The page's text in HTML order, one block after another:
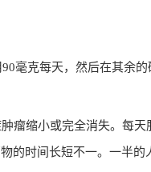
毫克每天，然后在其余的
瘤缩小或完全消失。每
的时间长短不一。一半